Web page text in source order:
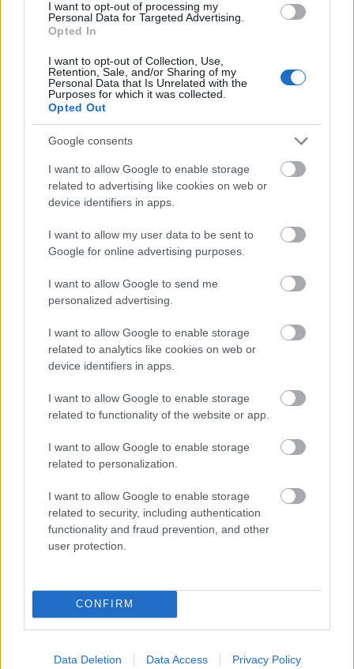
I want to opt-out of processing my
Personal Data for Targeted Advertising.
Opted In
I want to opt-out of Collection, Use,
Retention, Sale, and/or Sharing of my
Personal Data that Is Unrelated with the
Purposes for which it was collected.
Opted Out
Google consents
I want to allow Google to enable storage
related to advertising like cookies on web or
device identifiers in apps.
I want to allow my user data to be sent to
Google for online advertising purposes.
I want to allow Google to send me
personalized advertising.
I want to allow Google to enable storage
related to analytics like cookies on web or
device identifiers in apps.
I want to allow Google to enable storage
related to functionality of the website or app.
I want to allow Google to enable storage
related to personalization.
I want to allow Google to enable storage
related to security, including authentication
functionality and fraud prevention, and other
user protection.
CONFIRM
Data Deletion Data Access Privacy Policy
Az összetört álmok tengere
ITTtekinthetők meg.
Álom
AZ EMBERSÉG ÜNNEPE